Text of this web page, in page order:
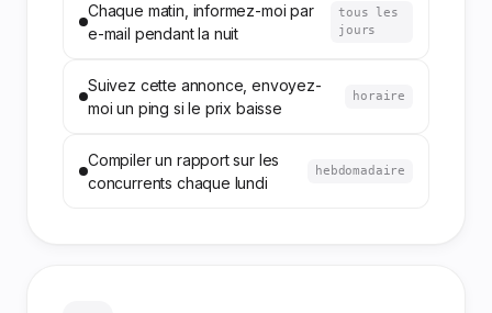
Chaque matin, informez-moi par
e-mail pendant la nuit
tous les
jours
Suivez cette annonce, envoyez-
moi un ping si le prix baisse
horaire
Compiler un rapport sur les
concurrents chaque lundi
hebdomadaire